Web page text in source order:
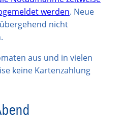
werden. Neue
nicht
aus und in vielen
keine Kartenzahlung